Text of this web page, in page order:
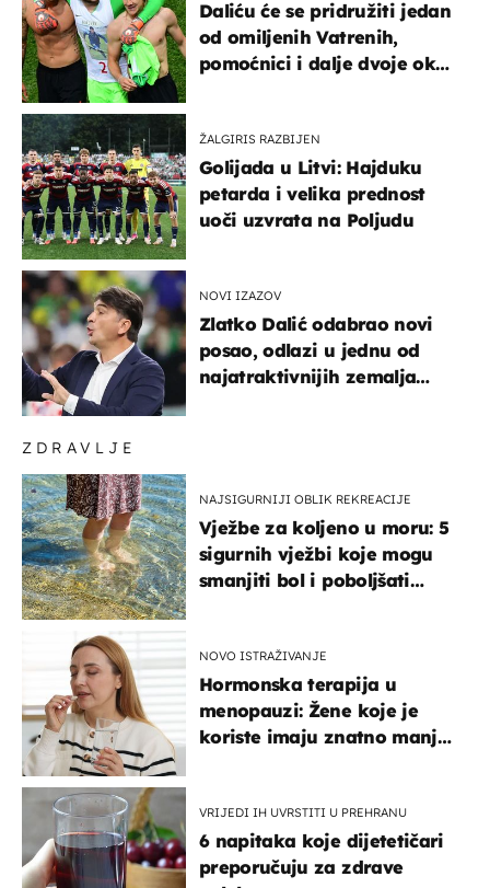
ZDRAVLJE
NAJSIGURNIJI OBLIK REKREACIJE
Vježbe za koljeno u moru: 5
sigurnih vježbi koje mogu
smanjiti bol i poboljšati
NOVO ISTRAŽIVANJE
Hormonska terapija u
menopauzi: Žene koje je
koriste imaju znatno manji
VRIJEDI IH UVRSTITI U PREHRANU
6 napitaka koje dijetetičari
preporučuju za zdrave
Daliću će se pridružiti jedan
od omiljenih Vatrenih,
pomoćnici i dalje dvoje oko
ŽALGIRIS RAZBIJEN
Golijada u Litvi: Hajduku
petarda i velika prednost
uoči uzvrata na Poljudu
NOVI IZAZOV
Zlatko Dalić odabrao novi
posao, odlazi u jednu od
najatraktivnijih zemalja